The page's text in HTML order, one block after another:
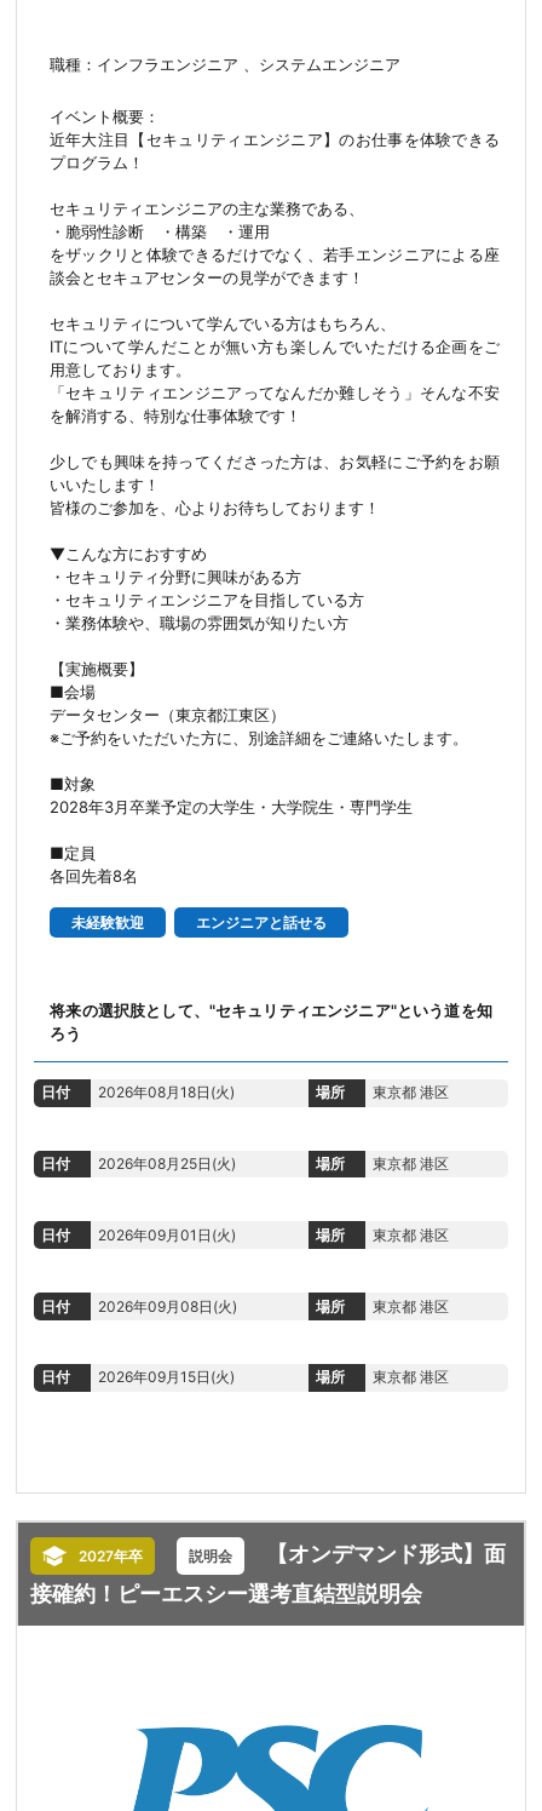
職種：インフラエンジニア 、システムエンジニア
イベント概要：
近年大注目【セキュリティエンジニア】のお仕事を体験できる
プログラム！
セキュリティエンジニアの主な業務である、
・脆弱性診断 ・構築 ・運用
をザックリと体験できるだけでなく、若手エンジニアによる座
談会とセキュアセンターの見学ができます！
セキュリティについて学んでいる方はもちろん、
ITについて学んだことが無い方も楽しんでいただける企画をご
用意しております。
「セキュリティエンジニアってなんだか難しそう」そんな不安
を解消する、特別な仕事体験です！
少しでも興味を持ってくださった方は、お気軽にご予約をお願
いいたします！
皆様のご参加を、心よりお待ちしております！
▼こんな方におすすめ
・セキュリティ分野に興味がある方
・セキュリティエンジニアを目指している方
・業務体験や、職場の雰囲気が知りたい方
【実施概要】
■会場
データセンター（東京都江東区）
※ご予約をいただいた方に、別途詳細をご連絡いたします。
■対象
2028年3月卒業予定の大学生・大学院生・専門学生
■定員
各回先着8名
未経験歓迎 エンジニアと話せる
将来の選択肢として、"セキュリティエンジニア"という道を知
ろう
日付 2026年08月18日(火) 場所 東京都 港区
日付 2026年08月25日(火) 場所 東京都 港区
日付 2026年09月01日(火) 場所 東京都 港区
日付 2026年09月08日(火) 場所 東京都 港区
日付 2026年09月15日(火) 場所 東京都 港区
2027年卒 説明会
【オンデマンド形式】面
接確約！ピーエスシー選考直結型説明会